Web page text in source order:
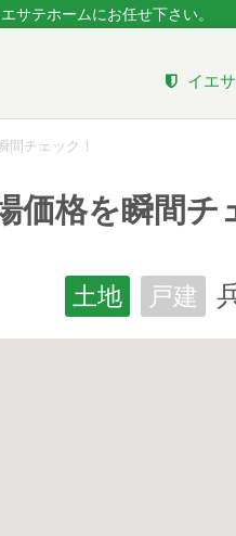
サテホームにお任せ下さい。
イエ
間チェック！
価格を瞬間チ
土地 戸建